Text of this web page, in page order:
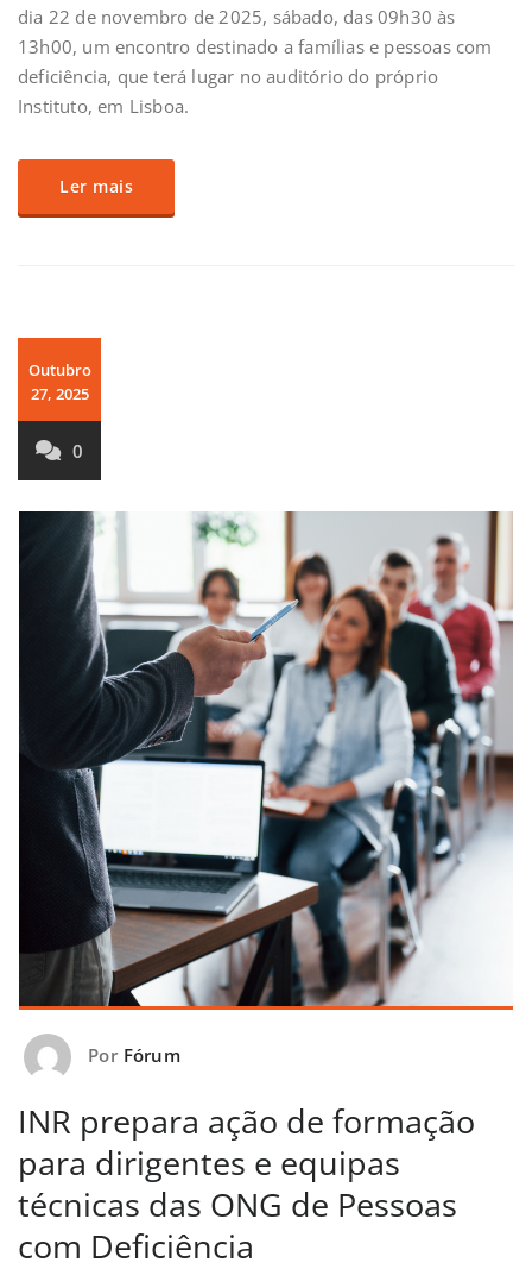
dia 22 de novembro de 2025, sábado, das 09h30 às
13h00, um encontro destinado a famílias e pessoas com
deficiência, que terá lugar no auditório do próprio
Instituto, em Lisboa.
Ler mais
Outubro
27, 2025
0
Por Fórum
INR prepara ação de formação
para dirigentes e equipas
técnicas das ONG de Pessoas
com Deficiência